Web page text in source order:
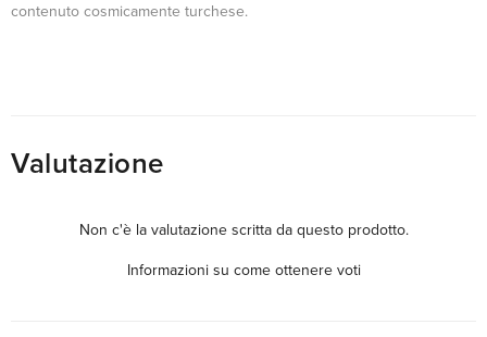
contenuto cosmicamente turchese.
Valutazione
Non c'è la valutazione scritta da questo prodotto.
Informazioni su come ottenere voti